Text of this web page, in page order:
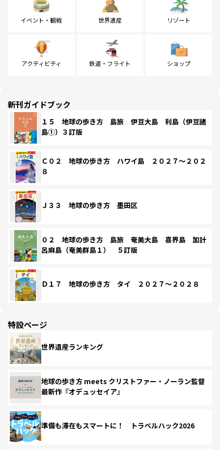
イベント・観戦 世界遺産 リゾート
アクティビティ 鉄道・フライト ショップ
新刊ガイドブック
１５ 地球の歩き方 島旅 伊豆大島 利島（伊豆諸
島①）３訂版
Ｃ０２ 地球の歩き方 ハワイ島 ２０２７～２０２
８
Ｊ３３ 地球の歩き方 墨田区
０２ 地球の歩き方 島旅 奄美大島 喜界島 加計
呂麻島（奄美群島１） ５訂版
Ｄ１７ 地球の歩き方 タイ ２０２７～２０２８
特設ページ
世界遺産ランキング
地球の歩き方 meets クリストファー・ノーラン監督
最新作『オデュッセイア』
準備も滞在もスマートに！ トラベルハック2026